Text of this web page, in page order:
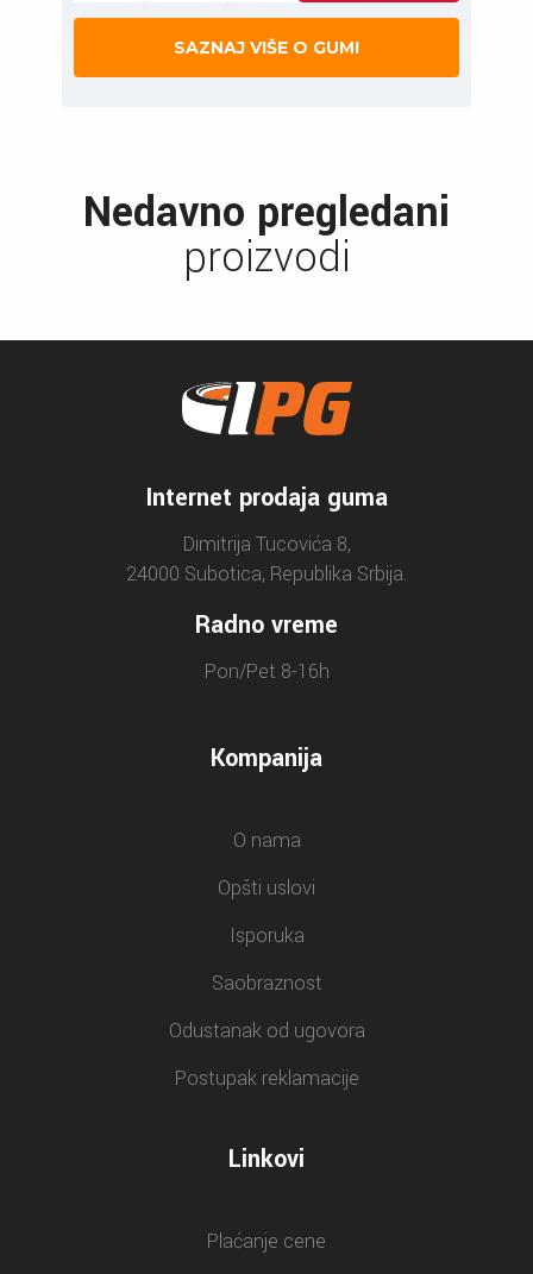
SAZNAJ VIŠE O GUMI
Nedavno pregledani
proizvodi
Internet prodaja guma
Dimitrija Tucovića 8,
24000 Subotica, Republika Srbija.
Radno vreme
Pon/Pet 8-16h
Kompanija
O nama
Opšti uslovi
Isporuka
Saobraznost
Odustanak od ugovora
Postupak reklamacije
Linkovi
Plaćanje cene